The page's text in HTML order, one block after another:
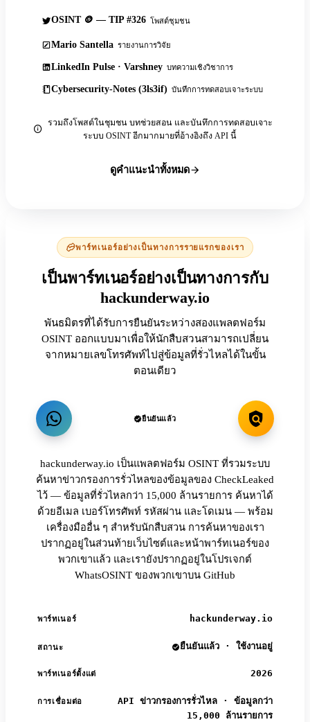
OSINT 🪙 — TIP #326 โพสต์ชุมชน
Mario Santella รายงานการวิจัย
LinkedIn Pulse · Varshney บทความเชิงวิชาการ
Cybersecurity-Notes (3ls3if) บันทึกการทดสอบเจาะระบบ
รวมถึงโพสต์ในชุมชน บทช่วยสอน และบันทึกการทดสอบเจาะ
ระบบ OSINT อีกมากมายที่อ้างอิงถึง API นี้
ดูคำแนะนำทั้งหมด
พาร์ทเนอร์อย่างเป็นทางการรายแรกของเรา
เป็นพาร์ทเนอร์อย่างเป็นทางการกับ
hackunderway.io
พันธมิตรที่ได้รับการยืนยันระหว่างสองแพลตฟอร์ม
OSINT ออกแบบมาเพื่อให้นักสืบสวนสามารถเปลี่ยน
จากหมายเลขโทรศัพท์ไปสู่ข้อมูลที่รั่วไหลได้ในขั้น
ตอนเดียว
ยืนยันแล้ว
hackunderway.io เป็นแพลตฟอร์ม OSINT ที่รวมระบบ
ค้นหาข่าวกรองการรั่วไหลของข้อมูลของ CheckLeaked
ไว้ — ข้อมูลที่รั่วไหลกว่า 15,000 ล้านรายการ ค้นหาได้
ด้วยอีเมล เบอร์โทรศัพท์ รหัสผ่าน และโดเมน — พร้อม
เครื่องมืออื่น ๆ สำหรับนักสืบสวน การค้นหาของเรา
ปรากฏอยู่ในส่วนท้ายเว็บไซต์และหน้าพาร์ทเนอร์ของ
พวกเขาแล้ว และเรายังปรากฏอยู่ในโปรเจกต์
WhatsOSINT ของพวกเขาบน GitHub
พาร์ทเนอร์ hackunderway.io
สถานะ ยืนยันแล้ว · ใช้งานอยู่
พาร์ทเนอร์ตั้งแต่ 2026
การเชื่อมต่อ
API ข่าวกรองการรั่วไหล · ข้อมูลกว่า
15,000 ล้านรายการ